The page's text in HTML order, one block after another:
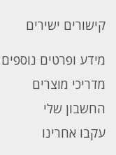
קישורים ישירים
מידע ופרטים נוספים
מדריכי מוצרים
החשבון שלי
עקבו אחרינו